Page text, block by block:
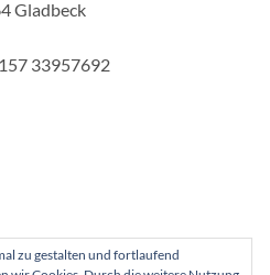
Gladbeck
33957692
zu gestalten und fortlaufend